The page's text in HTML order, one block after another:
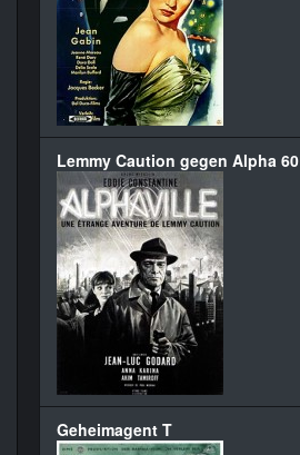
Lemmy Caution gegen Alpha 60
Geheimagent T